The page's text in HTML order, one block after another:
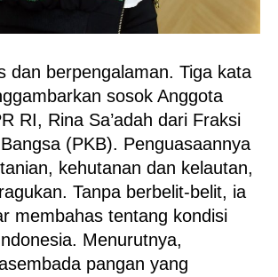
dan berpengalaman. Tiga kata
sosok Anggota
RI, Rina Sa’adah dari Fraksi
(PKB). Penguasaannya
kehutanan dan kelautan,
Tanpa berbelit-belit, ia
membahas tentang kondisi
Menurutnya,
pangan yang